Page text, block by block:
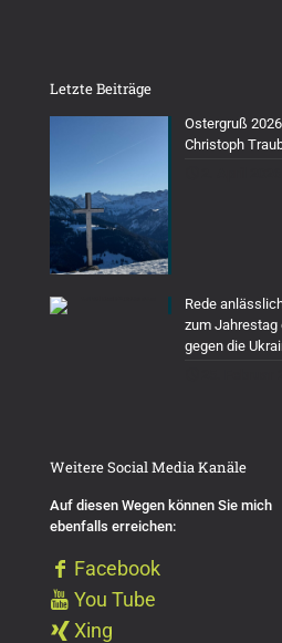
Letzte Beiträge
Ostergruß
Christoph
Rede
zum Jahrestag
gegen die
Weitere Social Media Kanäle
Auf diesen Wegen können Sie mich
ebenfalls erreichen:
Facebook
You Tube
Xing